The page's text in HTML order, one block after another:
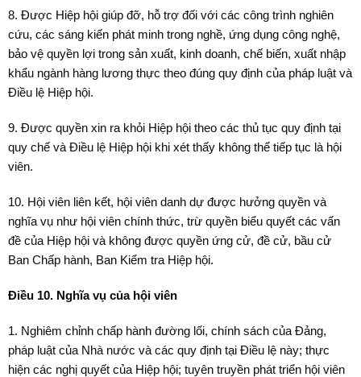
8. Được Hiệp hội giúp đỡ, hỗ trợ đối với các công trình nghiên
cứu, các sáng kiến phát minh trong nghề, ứng dụng công nghệ,
bảo vệ quyền lợi trong sản xuất, kinh doanh, chế biến, xuất nhập
khẩu ngành hàng lương thực theo đúng quy định của pháp luật và
Điều lệ Hiệp hội.
9. Được quyền xin ra khỏi Hiệp hội theo các thủ tục quy định tại
quy chế và Điều lệ Hiệp hội khi xét thấy không thể tiếp tục là hội
viên.
10. Hội viên liên kết, hội viên danh dự được hưởng quyền và
nghĩa vụ như hội viên chính thức, trừ quyền biểu quyết các vấn
đề của Hiệp hội và không được quyền ứng cử, đề cử, bầu cử
Ban Chấp hành, Ban Kiểm tra Hiệp hội.
Điều 10. Nghĩa vụ của hội viên
1. Nghiêm chỉnh chấp hành đường lối, chính sách của Đảng,
pháp luật của Nhà nước và các quy định tại Điều lệ này; thực
hiện các nghị quyết của Hiệp hội; tuyên truyền phát triển hội viên